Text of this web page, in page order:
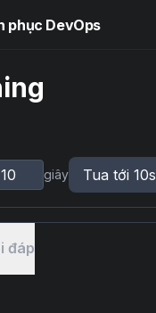
phục DevOps
giây Tua tới 10s
đáp